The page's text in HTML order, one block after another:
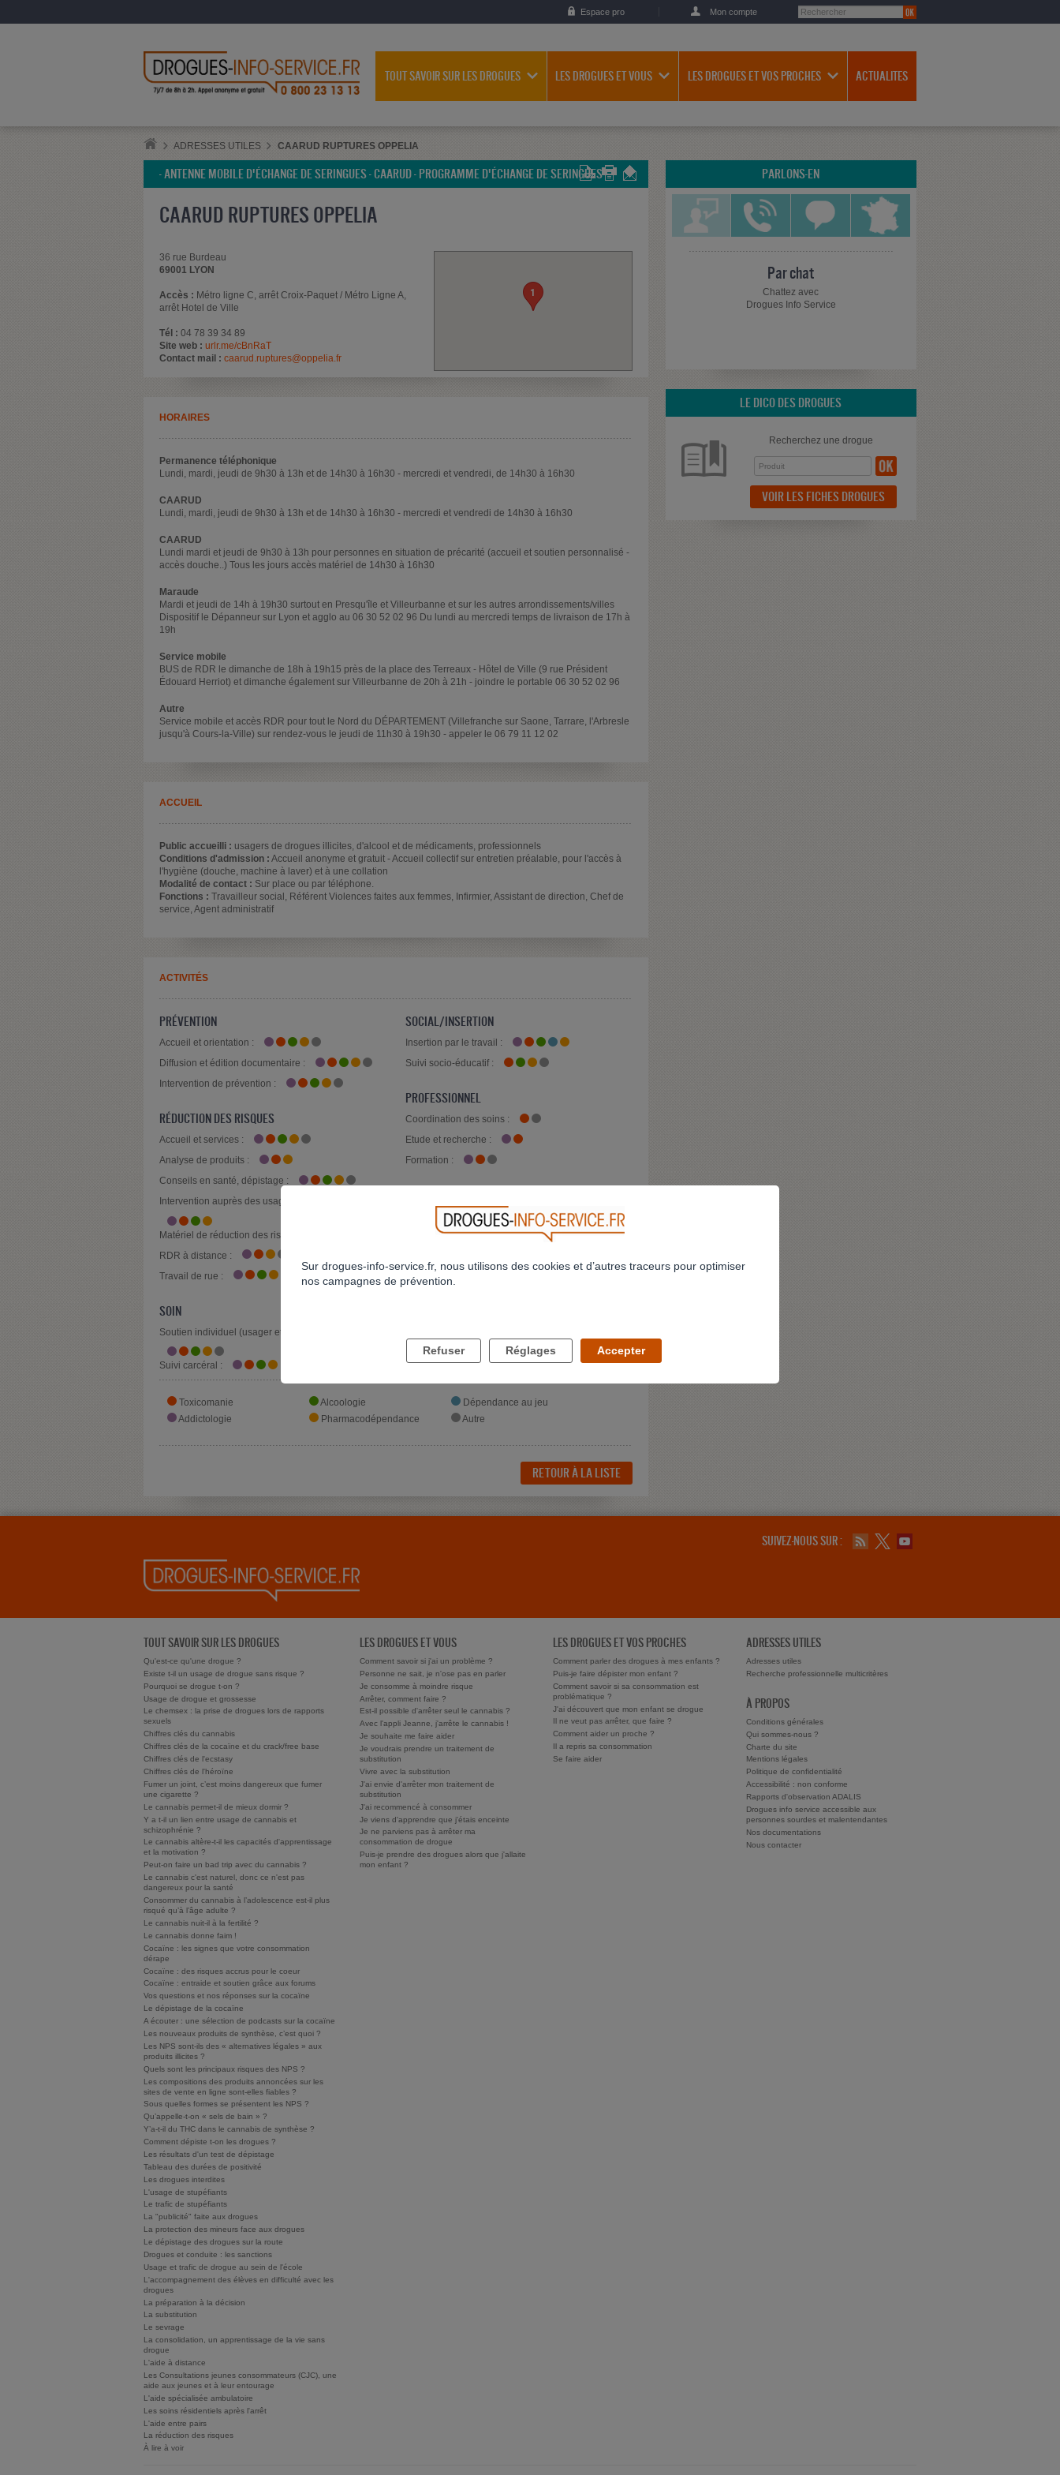
Espace pro Mon compte
TOUT SAVOIR SUR LES DROGUES LES DROGUES ET VOUS LES DROGUES ET VOS PROCHES ACTUALITES
ADRESSES UTILES CAARUD RUPTURES OPPELIA
- ANTENNE MOBILE D'ÉCHANGE DE SERINGUES - CAARUD - PROGRAMME D'ÉCHANGE DE SERINGUES
CAARUD RUPTURES OPPELIA
1
36 rue Burdeau
69001 LYON
Accès : Métro ligne C, arrêt Croix-Paquet / Métro Ligne A,
arrêt Hotel de Ville
Tél : 04 78 39 34 89
Site web : urlr.me/cBnRaT
Contact mail : caarud.ruptures@oppelia.fr
HORAIRES
Permanence téléphonique
Lundi, mardi, jeudi de 9h30 à 13h et de 14h30 à 16h30 - mercredi et vendredi, de 14h30 à 16h30
CAARUD
Lundi, mardi, jeudi de 9h30 à 13h et de 14h30 à 16h30 - mercredi et vendredi de 14h30 à 16h30
CAARUD
Lundi mardi et jeudi de 9h30 à 13h pour personnes en situation de précarité (accueil et soutien personnalisé -
accès douche..) Tous les jours accès matériel de 14h30 à 16h30
Maraude
Mardi et jeudi de 14h à 19h30 surtout en Presqu'île et Villeurbanne et sur les autres arrondissements/villes
Dispositif le Dépanneur sur Lyon et agglo au 06 30 52 02 96 Du lundi au mercredi temps de livraison de 17h à
19h
Service mobile
BUS de RDR le dimanche de 18h à 19h15 près de la place des Terreaux - Hôtel de Ville (9 rue Président
Édouard Herriot) et dimanche également sur Villeurbanne de 20h à 21h - joindre le portable 06 30 52 02 96
Autre
Service mobile et accès RDR pour tout le Nord du DÉPARTEMENT (Villefranche sur Saone, Tarrare, l'Arbresle
jusqu'à Cours-la-Ville) sur rendez-vous le jeudi de 11h30 à 19h30 - appeler le 06 79 11 12 02
ACCUEIL
Public accueilli : usagers de drogues illicites, d'alcool et de médicaments, professionnels
Conditions d'admission : Accueil anonyme et gratuit - Accueil collectif sur entretien préalable, pour l'accès à
l'hygiène (douche, machine à laver) et à une collation
Modalité de contact : Sur place ou par téléphone.
Fonctions : Travailleur social, Référent Violences faites aux femmes, Infirmier, Assistant de direction, Chef de
service, Agent administratif
ACTIVITÉS
PRÉVENTION
Accueil et orientation :
Diffusion et édition documentaire :
Intervention de prévention :
RÉDUCTION DES RISQUES
Accueil et services :
Analyse de produits :
Conseils en santé, dépistage :
Intervention auprès des usagers, milieu festif :
Matériel de réduction des risques :
RDR à distance :
Travail de rue :
SOIN
Soutien individuel (usager et/ou entourage) :
Suivi carcéral :
SOCIAL/INSERTION
Insertion par le travail :
Suivi socio-éducatif :
PROFESSIONNEL
Coordination des soins :
Etude et recherche :
Formation :
Toxicomanie Alcoologie
Dépendance au jeu
Addictologie
Pharmacodépendance Autre
RETOUR À LA LISTE
PARLONS-EN
Par chat
Chattez avec
Drogues Info Service
LE DICO DES DROGUES
Recherchez une drogue
VOIR LES FICHES DROGUES
SUIVEZ-NOUS SUR :
TOUT SAVOIR SUR LES DROGUES
Qu'est-ce qu'une drogue ?
Existe t-il un usage de drogue sans risque ?
Pourquoi se drogue t-on ?
Usage de drogue et grossesse
Le chemsex : la prise de drogues lors de rapports
sexuels
Chiffres clés du cannabis
Chiffres clés de la cocaïne et du crack/free base
Chiffres clés de l'ecstasy
Chiffres clés de l'héroïne
Fumer un joint, c’est moins dangereux que fumer
une cigarette ?
Le cannabis permet-il de mieux dormir ?
Y a t-il un lien entre usage de cannabis et
schizophrénie ?
Le cannabis altère-t-il les capacités d'apprentissage
et la motivation ?
Peut-on faire un bad trip avec du cannabis ?
Le cannabis c'est naturel, donc ce n'est pas
dangereux pour la santé
Consommer du cannabis à l’adolescence est-il plus
risqué qu’à l’âge adulte ?
Le cannabis nuit-il à la fertilité ?
Le cannabis donne faim !
Cocaïne : les signes que votre consommation
dérape
Cocaïne : des risques accrus pour le coeur
Cocaïne : entraide et soutien grâce aux forums
Vos questions et nos réponses sur la cocaïne
Le dépistage de la cocaïne
A écouter : une sélection de podcasts sur la cocaïne
Les nouveaux produits de synthèse, c’est quoi ?
Les NPS sont-ils des « alternatives légales » aux
produits illicites ?
Quels sont les principaux risques des NPS ?
Les compositions des produits annoncées sur les
sites de vente en ligne sont-elles fiables ?
Sous quelles formes se présentent les NPS ?
Qu’appelle-t-on « sels de bain » ?
Y’a-t-il du THC dans le cannabis de synthèse ?
Comment dépiste t-on les drogues ?
Les résultats d'un test de dépistage
Tableau des durées de positivité
Les drogues interdites
L'usage de stupéfiants
Le trafic de stupéfiants
La "publicité" faite aux drogues
La protection des mineurs face aux drogues
Le dépistage des drogues sur la route
Drogues et conduite : les sanctions
Usage et trafic de drogue au sein de l'école
L'accompagnement des élèves en difficulté avec les
drogues
La préparation à la décision
La substitution
Le sevrage
La consolidation, un apprentissage de la vie sans
drogue
L'aide à distance
Les Consultations jeunes consommateurs (CJC), une
aide aux jeunes et à leur entourage
L'aide spécialisée ambulatoire
Les soins résidentiels après l'arrêt
L'aide entre pairs
La réduction des risques
À lire à voir
LES DROGUES ET VOUS
Comment savoir si j'ai un problème ?
Personne ne sait, je n'ose pas en parler
Je consomme à moindre risque
Arrêter, comment faire ?
Est-il possible d'arrêter seul le cannabis ?
Avec l'appli Jeanne, j'arrête le cannabis !
Je souhaite me faire aider
Je voudrais prendre un traitement de
substitution
Vivre avec la substitution
J'ai envie d'arrêter mon traitement de
substitution
J'ai recommencé à consommer
Je viens d'apprendre que j'étais enceinte
Je ne parviens pas à arrêter ma
consommation de drogue
Puis-je prendre des drogues alors que j'allaite
mon enfant ?
LES DROGUES ET VOS PROCHES
Comment parler des drogues à mes enfants ?
Puis-je faire dépister mon enfant ?
Comment savoir si sa consommation est
problématique ?
J'ai découvert que mon enfant se drogue
Il ne veut pas arrêter, que faire ?
Comment aider un proche ?
Il a repris sa consommation
Se faire aider
ADRESSES UTILES
Adresses utiles
Recherche professionnelle multicritères
À PROPOS
Conditions générales
Qui sommes-nous ?
Charte du site
Mentions légales
Politique de confidentialité
Accessibilité : non conforme
Rapports d'observation ADALIS
Drogues info service accessible aux
personnes sourdes et malentendantes
Nos documentations
Nous contacter
Sur drogues-info-service.fr, nous utilisons des cookies et d’autres traceurs pour optimiser
nos campagnes de prévention.
Refuser Réglages Accepter